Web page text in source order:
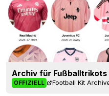
Archiv für
OFFIZIELL Football Kit